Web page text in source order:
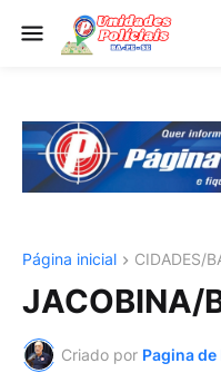
Página inicial CIDADES/
JACOBINA/
Criado por Pagina